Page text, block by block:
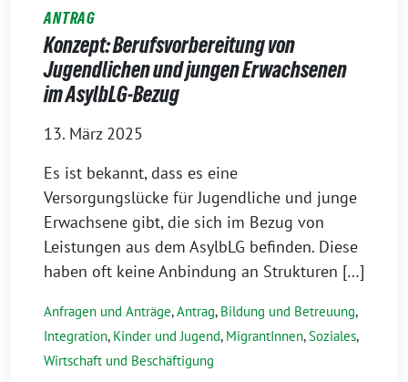
ANTRAG
Konzept: Berufsvorbereitung von
Jugendlichen und jungen Erwachsenen
im AsylbLG-Bezug
13. März 2025
Es ist bekannt, dass es eine
Versorgungslücke für Jugendliche und junge
Erwachsene gibt, die sich im Bezug von
Leistungen aus dem AsylbLG befinden. Diese
haben oft keine Anbindung an Strukturen […]
Anfragen und Anträge,Antrag, Bildung und Betreuung,
Integration, Kinder und Jugend, MigrantInnen,Soziales,
Wirtschaft und Beschäftigung